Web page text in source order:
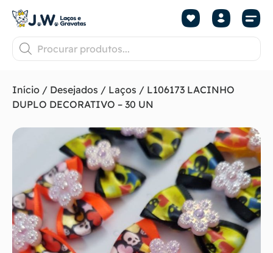
Início / Desejados / Laços / L106173 LACINHO
DUPLO DECORATIVO – 30 UN